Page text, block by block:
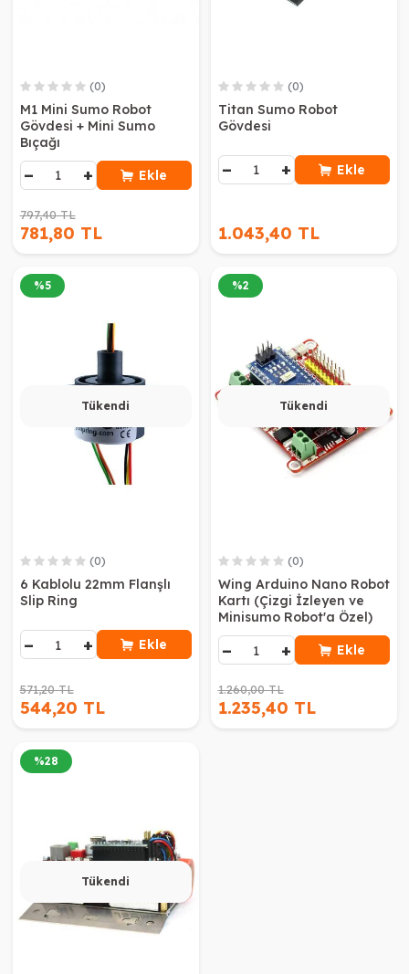
(0)
M1 Mini Sumo Robot
Gövdesi + Mini Sumo
Bıçağı
− + Ekle
797,40 TL
781,80 TL
(0)
Titan Sumo Robot
Gövdesi
− + Ekle
1.043,40 TL
Tükendi
%5
(0)
6 Kablolu 22mm Flanşlı
Slip Ring
− + Ekle
571,20 TL
544,20 TL
Tükendi
%2
(0)
Wing Arduino Nano Robot
Kartı (Çizgi İzleyen ve
Minisumo Robot'a Özel)
− + Ekle
1.260,00 TL
1.235,40 TL
Tükendi
%28